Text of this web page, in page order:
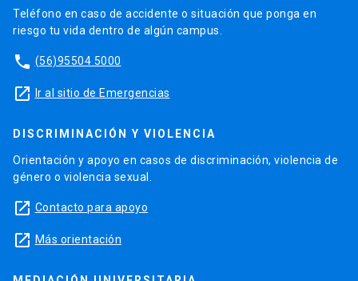
Teléfono en caso de accidente o situación que ponga en
riesgo tu vida dentro de algún campus.
phone (56)95504 5000
launch Ir al sitio de Emergencias
DISCRIMINACIÓN Y VIOLENCIA
Orientación y apoyo en casos de discriminación, violencia de
género o violencia sexual.
launch Contacto para apoyo
launch Más orientación